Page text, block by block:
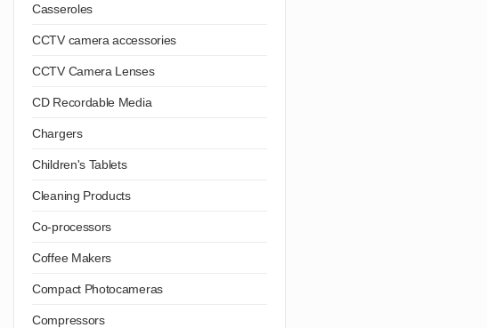
Casseroles
CCTV camera accessories
CCTV Camera Lenses
CD Recordable Media
Chargers
Children's Tablets
Cleaning Products
Co-processors
Coffee Makers
Compact Photocameras
Compressors